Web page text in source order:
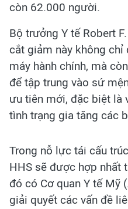
còn 62.000 người.
Bộ trưởng Y tế Robert
cắt giảm này không chỉ
máy hành chính, mà
để tập trung vào sứ
ưu tiên mới, đặc biệt là
tình trạng gia tăng các
Trong nỗ lực tái cấu
HHS sẽ được hợp nhất
đó có Cơ quan Y tế Mỹ
giải quyết các vấn đề